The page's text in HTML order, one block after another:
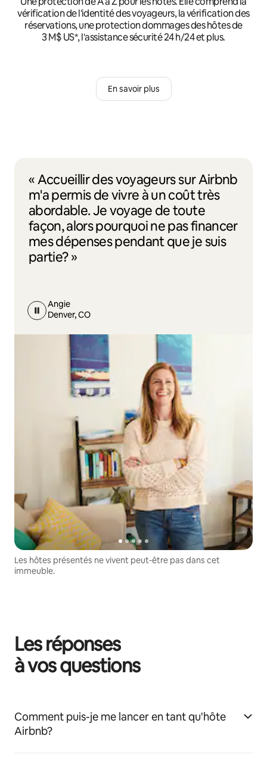
vérification de l'identité des voyageurs, la vérification des
réservations, une protection dommages des hôtes de
3 M$ US*, l'assistance sécurité 24 h/24 et plus.
En savoir plus
« Accueillir des voyageurs sur Airbnb
m'a permis de vivre à un coût très
abordable. Je voyage de toute
façon, alors pourquoi ne pas financer
mes dépenses pendant que je suis
partie? »
Angie
Denver, CO
Les hôtes présentés ne vivent peut-être pas dans cet
immeuble.
Les réponses
à vos questions
Comment puis-je me lancer en tant qu'hôte
Airbnb?